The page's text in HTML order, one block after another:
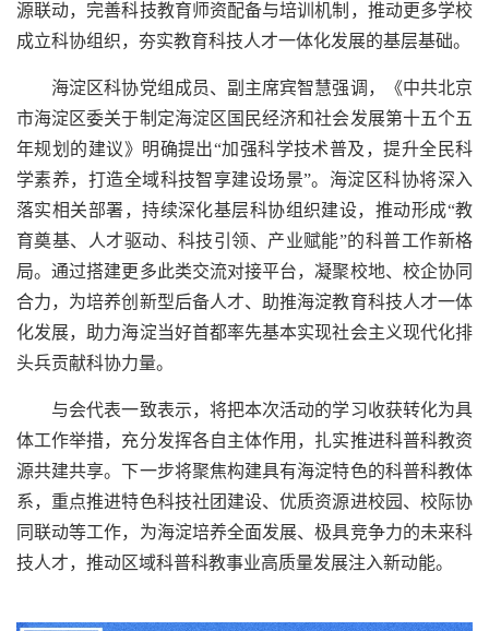
源联动，完善科技教育师资配备与培训机制，推动更多学校
成立科协组织，夯实教育科技人才一体化发展的基层基础。
海淀区科协党组成员、副主席宾智慧强调，《中共北京
市海淀区委关于制定海淀区国民经济和社会发展第十五个五
年规划的建议》明确提出“加强科学技术普及，提升全民科
学素养，打造全域科技智享建设场景”。海淀区科协将深入
落实相关部署，持续深化基层科协组织建设，推动形成“教
育奠基、人才驱动、科技引领、产业赋能”的科普工作新格
局。通过搭建更多此类交流对接平台，凝聚校地、校企协同
合力，为培养创新型后备人才、助推海淀教育科技人才一体
化发展，助力海淀当好首都率先基本实现社会主义现代化排
头兵贡献科协力量。
与会代表一致表示，将把本次活动的学习收获转化为具
体工作举措，充分发挥各自主体作用，扎实推进科普科教资
源共建共享。下一步将聚焦构建具有海淀特色的科普科教体
系，重点推进特色科技社团建设、优质资源进校园、校际协
同联动等工作，为海淀培养全面发展、极具竞争力的未来科
技人才，推动区域科普科教事业高质量发展注入新动能。